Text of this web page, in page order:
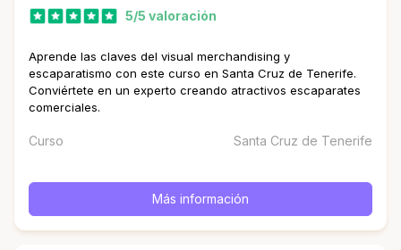
5/5 valoración
Aprende las claves del visual merchandising y
escaparatismo con este curso en Santa Cruz de Tenerife.
Conviértete en un experto creando atractivos escaparates
comerciales.
Curso Santa Cruz de Tenerife
Más información